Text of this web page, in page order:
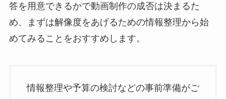
答を用意できるかで動画制作の成否は決まるた
め、まずは解像度をあげるための情報整理から始
めてみることをおすすめします。
情報整理や予算の検討などの事前準備がご